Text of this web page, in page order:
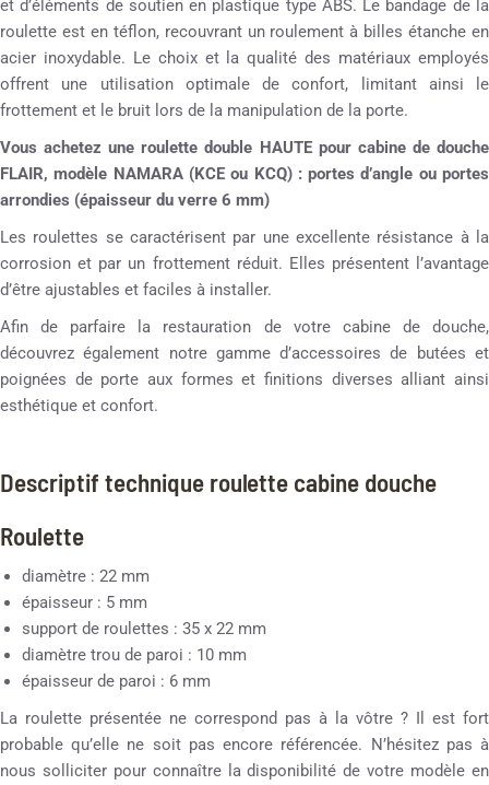
et d’éléments de soutien en plastique type ABS. Le bandage de la
roulette est en téflon, recouvrant un roulement à billes étanche en
acier inoxydable. Le choix et la qualité des matériaux employés
offrent une utilisation optimale de confort, limitant ainsi le
frottement et le bruit lors de la manipulation de la porte.
Vous achetez une roulette double HAUTE pour cabine de douche
FLAIR, modèle NAMARA (KCE ou KCQ) : portes d’angle ou portes
arrondies (épaisseur du verre 6 mm)
Les roulettes se caractérisent par une excellente résistance à la
corrosion et par un frottement réduit. Elles présentent l’avantage
d’être ajustables et faciles à installer.
Afin de parfaire la restauration de votre cabine de douche,
découvrez également notre gamme d’accessoires de butées et
poignées de porte aux formes et finitions diverses alliant ainsi
esthétique et confort.
Descriptif technique roulette cabine douche
Roulette
diamètre : 22 mm
épaisseur : 5 mm
support de roulettes : 35 x 22 mm
diamètre trou de paroi : 10 mm
épaisseur de paroi : 6 mm
La roulette présentée ne correspond pas à la vôtre ? Il est fort
probable qu’elle ne soit pas encore référencée. N’hésitez pas à
nous solliciter pour connaître la disponibilité de votre modèle en